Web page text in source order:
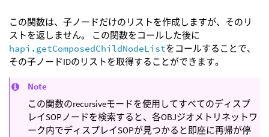
この関数は、子ノードだけのリストを作成しますが、そのリ
ストを返しません。 この関数をコールした後に
hapi.getComposedChildNodeListをコールすることで、
その子ノードIDのリストを取得することができます。
Note
この関数のrecursiveモードを使用してすべてのディスプ
レイSOPノードを検索すると、各OBJジオメトリネットワ
ーク内でディスプレイSOPが見つかると即座に再帰が停